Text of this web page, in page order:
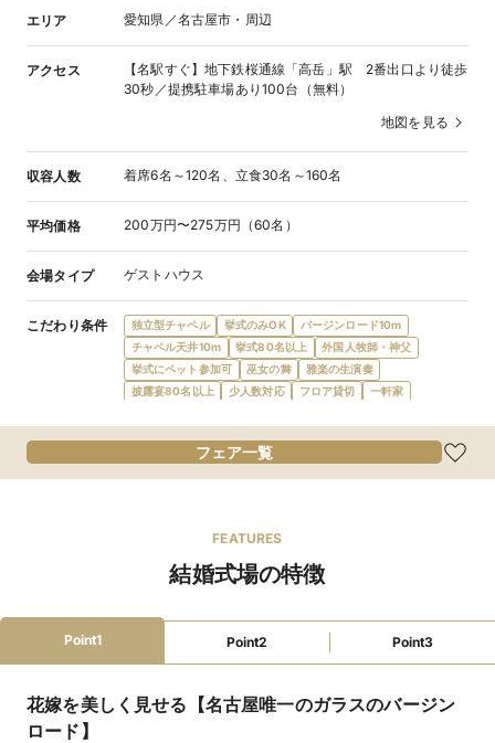
エリア 愛知県／名古屋市・周辺
アクセス
【名駅すぐ】地下鉄桜通線「高岳」駅 2番出口より徒歩
30秒／提携駐車場あり100台（無料）
地図を見る
収容人数 着席6名～120名、立食30名～160名
平均価格 200万円〜275万円（60名）
会場タイプ ゲストハウス
こだわり条件 独立型チャペル 挙式のみOK
バージンロード10m
チャペル天井10m
挙式80名以上
外国人牧師・神父
挙式にペット参加可
巫女の舞
雅楽の生演奏
披露宴80名以上
少人数対応 フロア貸切
一軒家
食物アレルギー対応
オリジナルメニュー
デザートビュッフェ
会費制パーティ
披露宴にペット参加可
バリアフリー対応
新郎新婦衣装充実
親族ゲスト衣装レンタル
親族着付あり
デザイナーズ
和装が充実 ローン利用可
インターチェンジ5km圏内
ディング
キッズスペース
子ども用衣装
離乳食持込可
フェア一覧
FEATURES
結婚式場の特徴
Point1 Point2 Point3
花嫁を美しく見せる【名古屋唯一のガラスのバージン
ロード】